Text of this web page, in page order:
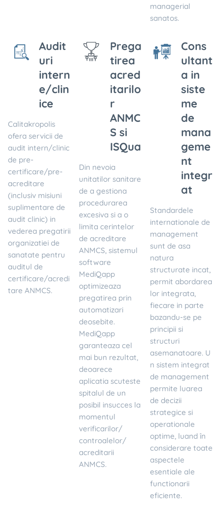
managerial
sanatos.
Audit
uri
intern
e/clin
ice
Calitakropolis
ofera servicii de
audit intern/clinic
de pre-
certificare/pre-
acreditare
(inclusiv misiuni
suplimentare de
audit clinic) in
vederea pregatirii
organizatiei de
sanatate pentru
auditul de
certificare/acredi
tare ANMCS.
Prega
tirea
acred
itarilo
r
ANMC
S si
ISQua
Din nevoia
unitatilor sanitare
de a gestiona
procedurarea
excesiva si a o
limita cerintelor
de acreditare
ANMCS, sistemul
software
MediQapp
optimizeaza
pregatirea prin
automatizari
deosebite.
MediQapp
garanteaza cel
mai bun rezultat,
deoarece
aplicatia scuteste
spitalul de un
posibil insucces la
momentul
verificarilor/
controalelor/
acreditarii
ANMCS.
Cons
ultant
a in
siste
me
de
mana
geme
nt
integr
at
Standardele
internationale de
management
sunt de asa
natura
structurate incat,
permit abordarea
lor integrata,
fiecare in parte
bazandu-se pe
principii si
structuri
asemanatoare. U
n sistem integrat
de management
permite luarea
de decizii
strategice si
operationale
optime, luand în
considerare toate
aspectele
esentiale ale
functionarii
eficiente.